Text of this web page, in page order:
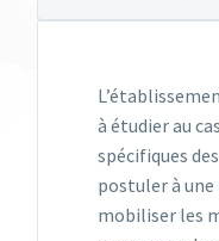
à étudier au
spécifiques
postuler à
mobiliser les